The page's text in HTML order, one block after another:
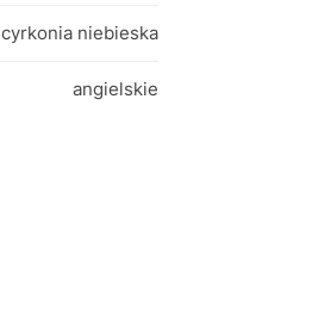
cyrkonia niebieska
angielskie